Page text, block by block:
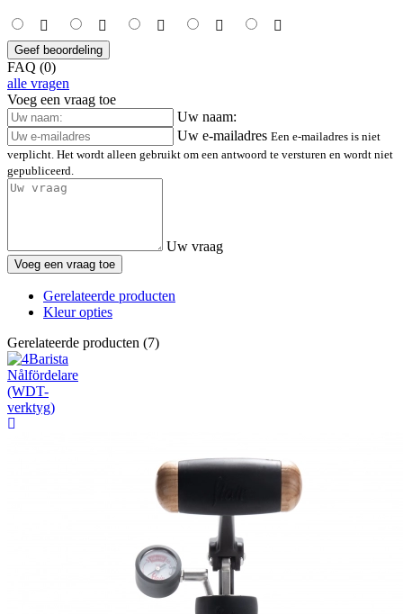
Geef beoordeling
FAQ (0)
alle vragen
Voeg een vraag toe
Uw naam:
Uw e-mailadres Een e-mailadres is niet
verplicht. Het wordt alleen gebruikt om een antwoord te versturen en wordt niet
gepubliceerd.
Uw vraag
Voeg een vraag toe
Gerelateerde producten
Kleur opties
Gerelateerde producten (7)